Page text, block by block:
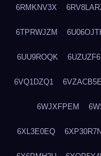
6RMKNV3X
6TPRWJZM
6UU9ROQK
6VQ1DZQ1 6VZACB5E
6WJXFPEM
6XL3E0EQ 6XP30R7N